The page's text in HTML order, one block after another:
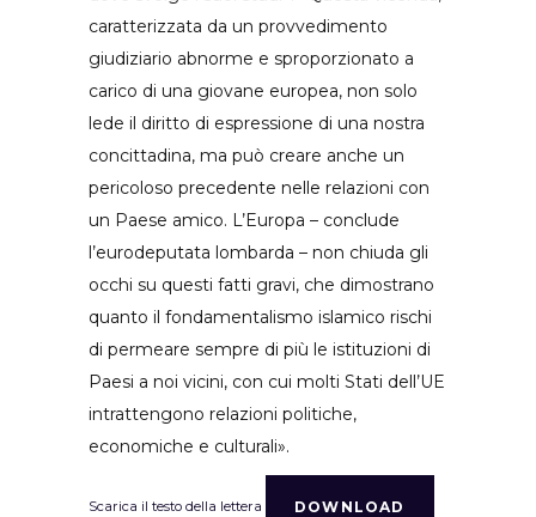
caratterizzata da un provvedimento
giudiziario abnorme e sproporzionato a
carico di una giovane europea, non solo
lede il diritto di espressione di una nostra
concittadina, ma può creare anche un
pericoloso precedente nelle relazioni con
un Paese amico. L’Europa – conclude
l’eurodeputata lombarda – non chiuda gli
occhi su questi fatti gravi, che dimostrano
quanto il fondamentalismo islamico rischi
di permeare sempre di più le istituzioni di
Paesi a noi vicini, con cui molti Stati dell’UE
intrattengono relazioni politiche,
economiche e culturali».
Scarica il testo della lettera DOWNLOAD